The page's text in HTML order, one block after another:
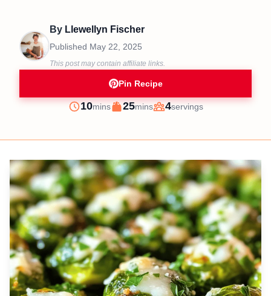
By Llewellyn Fischer
Published May 22, 2025
This post may contain affiliate links.
Pin Recipe
Prep
10minutes
mins
Cook
25minutes
mins
Servings
4servings